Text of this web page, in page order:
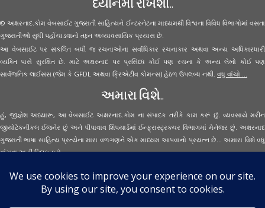
© અક્ષરનાદ.કોમ વેબસાઈટ ગુજરાતી સાહિત્યને ઈન્ટરનેટના માધ્યમથી વિશ્વના વિવિધ વિભાગોમાં વસતા
ગુજરાતીઓ સુધી પહોંચાડવાનો તદ્દન અવ્યાવસાયિક પ્રયાસ છે.
આ વેબસાઈટ પર સંકલિત બધી જ રચનાઓના સર્વાધિકાર રચનાકાર અથવા અન્ય અધિકારધારી
વ્યક્તિ પાસે સુરક્ષિત છે. માટે અક્ષરનાદ પર પ્રસિધ્ધ કોઈ પણ રચના કે અન્ય લેખો કોઈ પણ
સાર્વજનિક લાઈસંસ (જેમ કે GFDL અથવા ક્રિએટીવ કોમન્સ) હેઠળ ઉપલબ્ધ નથી. વધુ વાંચો ...
અમારા વિશે..
હું, જીજ્ઞેશ અધ્યારૂ, આ વેબસાઈટ અક્ષરનાદ.કોમ ના સંપાદક તરીકે કામ કરૂં છું. વ્યવસાયે મરીન
જીયોટેકનીકલ ઈજનેર છું અને પીપાવાવ શિપયાર્ડમાં ઈન્ફ્રાસ્ટ્રક્ચર વિભાગમાં મેનેજર છું. અક્ષરનાદ
ગુજરાતી ભાષા સાહિત્ય પ્રત્યેના મારા વળગણને એક માધ્યમ આપવાનો પ્રયત્ન છે... અમારા વિશે વધુ
વાંચવાઅહીં ક્લિક કરો...
Secured Site Assurance